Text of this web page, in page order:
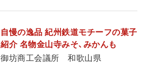
自慢の逸品 紀州鉄道モチーフの菓子
紹介 名物金山寺みそ、みかんも
御坊商工会議所 和歌山県